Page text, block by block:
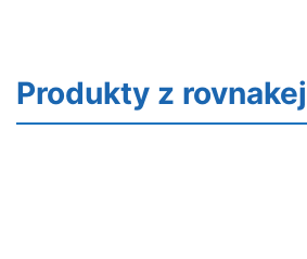
Produkty z